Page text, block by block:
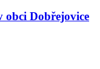
obci Dobřejovice